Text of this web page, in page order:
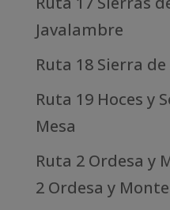
Javalambre
Ruta 18 Sierra
Ruta 19 Hoces y
Mesa
Ruta 2 Ordesa y
2 Ordesa y